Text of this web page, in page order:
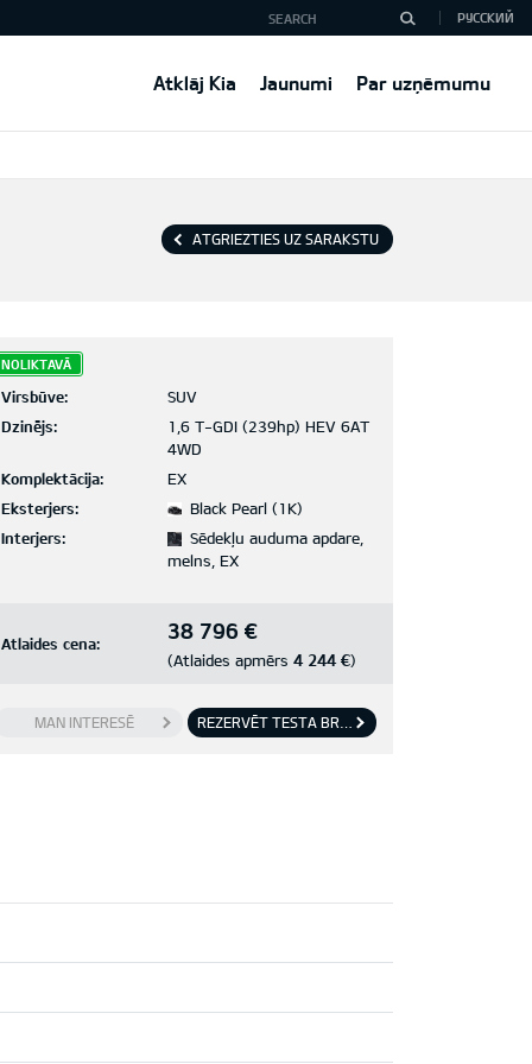
Atklāj Kia Jaunumi Par uzņēmumu
РУССКИЙ
ATGRIEZTIES UZ SARAKSTU
NOLIKTAVĀ
Virsbūve:
SUV
Dzinējs:
1,6 T-GDI (239hp) HEV 6AT
4WD
Komplektācija:
EX
Eksterjers:
Black Pearl (1K)
Interjers:
Sēdekļu auduma apdare,
melns, EX
Atlaides cena: 38 796 €
(Atlaides apmērs 4 244 €)
MAN INTERESĒ REZERVĒT TESTA BRAUCIENU